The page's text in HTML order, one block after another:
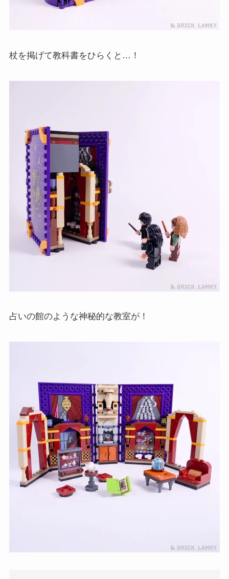
杖を掲げて教科書をひらくと…！
占いの館のような神秘的な教室が！